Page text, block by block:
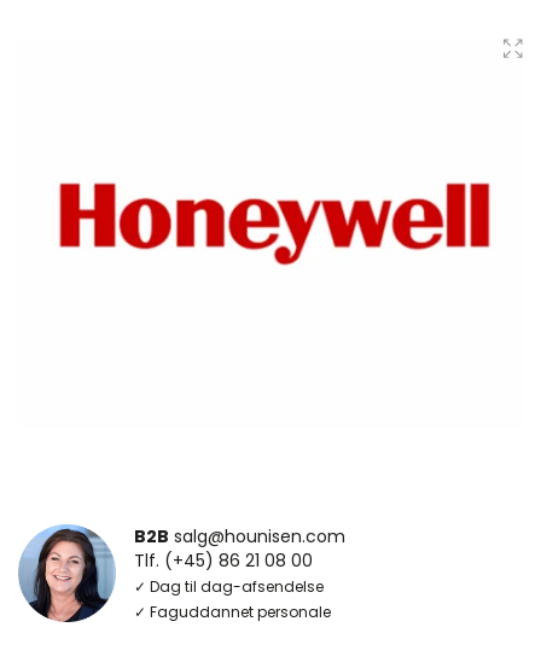
B2B salg@hounisen.com
Tlf. (+45) 86 21 08 00
✓ Dag til dag-afsendelse
✓ Faguddannet personale